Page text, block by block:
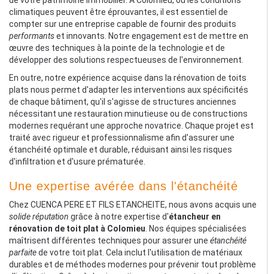
climatiques peuvent être éprouvantes, il est essentiel de
compter sur une entreprise capable de fournir des produits
performantset innovants. Notre engagement est de mettre en
œuvre des techniques à la pointe de la technologie et de
développer des solutions respectueuses de l'environnement.
En outre, notre expérience acquise dans la rénovation de toits
plats nous permet d'adapter les interventions aux spécificités
de chaque bâtiment, qu'il s'agisse de structures anciennes
nécessitant une restauration minutieuse ou de constructions
modernes requérant une approche novatrice. Chaque projet est
traité avec rigueur et professionnalisme afin d'assurer une
étanchéité optimale et durable, réduisant ainsi les risques
d'infiltration et d'usure prématurée.
Une expertise avérée dans l'étanchéité
Chez CUENCA PERE ET FILS ETANCHEITE, nous avons acquis une
solide réputation grâce à notre expertise d'étancheur en
rénovation de toit plat à Colomieu. Nos équipes spécialisées
maîtrisent différentes techniques pour assurer une étanchéité
parfaitede votre toit plat. Cela inclut l'utilisation de matériaux
durables et de méthodes modernes pour prévenir tout problème